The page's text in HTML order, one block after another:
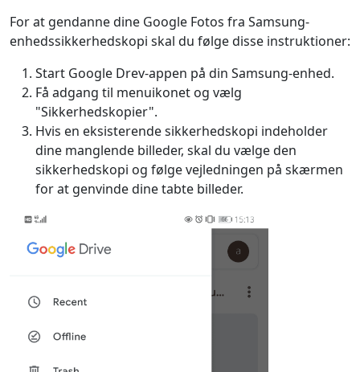
For at gendanne dine Google Fotos fra Samsung-
enhedssikkerhedskopi skal du følge disse instruktioner:
Start Google Drev-appen på din Samsung-enhed.
Få adgang til menuikonet og vælg
"Sikkerhedskopier".
Hvis en eksisterende sikkerhedskopi indeholder
dine manglende billeder, skal du vælge den
sikkerhedskopi og følge vejledningen på skærmen
for at genvinde dine tabte billeder.